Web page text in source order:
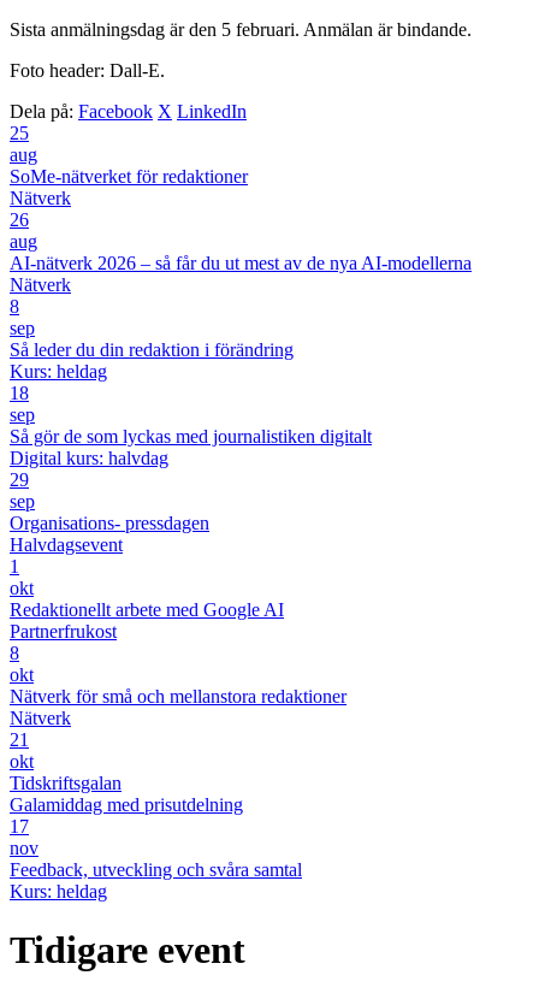
Sista anmälningsdag är den ​5 februari. Anmälan är bindande.
Foto header: Dall-E.
Dela på: Facebook X LinkedIn
25
aug
SoMe-nätverket för redaktioner
Nätverk
26
aug
AI-nätverk 2026 – så får du ut mest av de nya AI-modellerna
Nätverk
8
sep
Så leder du din redaktion i förändring
Kurs: heldag
18
sep
Så gör de som lyckas med journalistiken digitalt
Digital kurs: halvdag
29
sep
Organisations- pressdagen
Halvdagsevent
1
okt
Redaktionellt arbete med Google AI
Partnerfrukost
8
okt
Nätverk för små och mellanstora redaktioner
Nätverk
21
okt
Tidskriftsgalan
Galamiddag med prisutdelning
17
nov
Feedback, utveckling och svåra samtal
Kurs: heldag
Tidigare event